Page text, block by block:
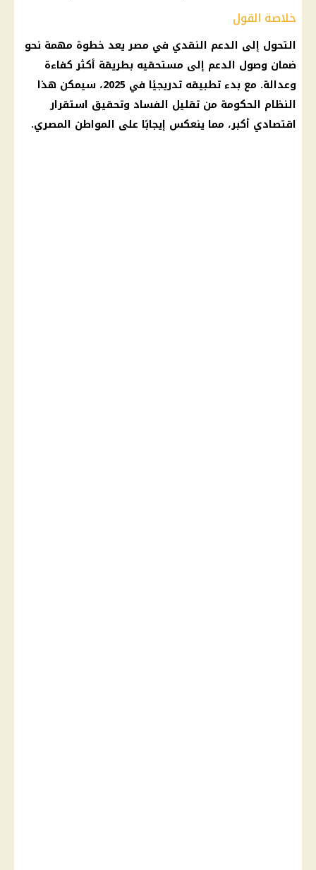
خلاصة القول
التحول إلى الدعم النقدي في مصر يعد خطوة مهمة نحو
ضمان وصول الدعم إلى مستحقيه بطريقة أكثر كفاءة
وعدالة. مع بدء تطبيقه تدريجيًا في 2025، سيمكن هذا
النظام الحكومة من تقليل الفساد وتحقيق استقرار
اقتصادي أكبر، مما ينعكس إيجابًا على المواطن المصري.